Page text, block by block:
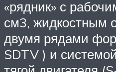
«рядник» с
см3, жидкостным
двумя рядами
SDTV ) и